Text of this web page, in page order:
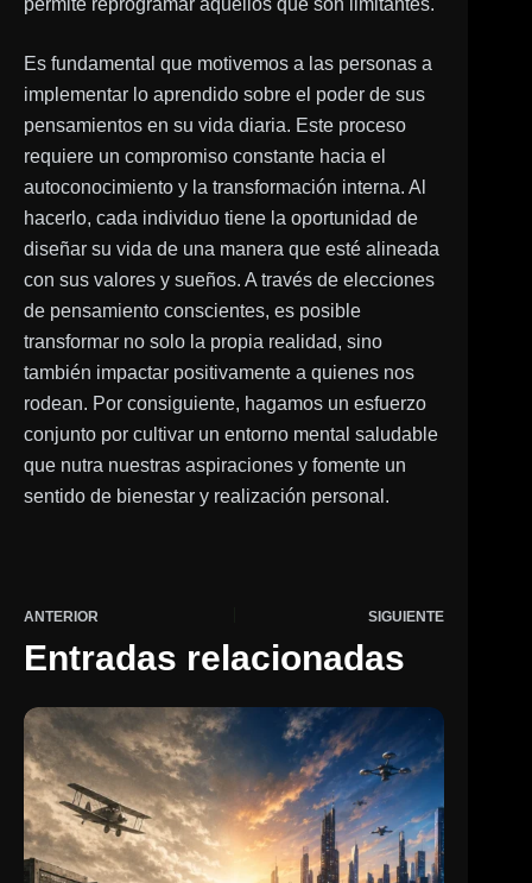
Es fundamental que motivemos a las personas a
implementar lo aprendido sobre el poder de sus
pensamientos en su vida diaria. Este proceso
requiere un compromiso constante hacia el
autoconocimiento y la transformación interna. Al
hacerlo, cada individuo tiene la oportunidad de
diseñar su vida de una manera que esté alineada
con sus valores y sueños. A través de elecciones
de pensamiento conscientes, es posible
transformar no solo la propia realidad, sino
también impactar positivamente a quienes nos
rodean. Por consiguiente, hagamos un esfuerzo
conjunto por cultivar un entorno mental saludable
que nutra nuestras aspiraciones y fomente un
sentido de bienestar y realización personal.
ANTERIOR SIGUIENTE
Entradas relacionadas